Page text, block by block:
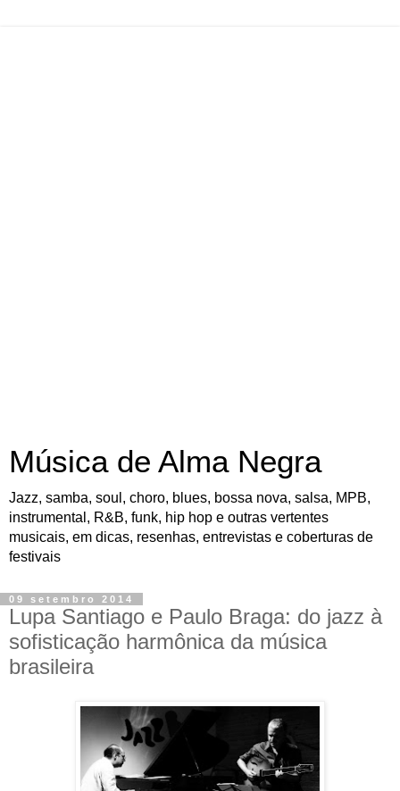
Música de Alma Negra
Jazz, samba, soul, choro, blues, bossa nova, salsa, MPB,
instrumental, R&B, funk, hip hop e outras vertentes
musicais, em dicas, resenhas, entrevistas e coberturas de
festivais
09 setembro 2014
Lupa Santiago e Paulo Braga: do jazz à
sofisticação harmônica da música
brasileira